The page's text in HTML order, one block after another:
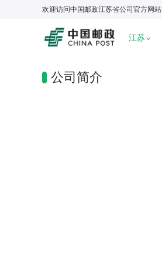
欢迎访问中国邮政江苏省公司 官方网站
江苏
公司简介